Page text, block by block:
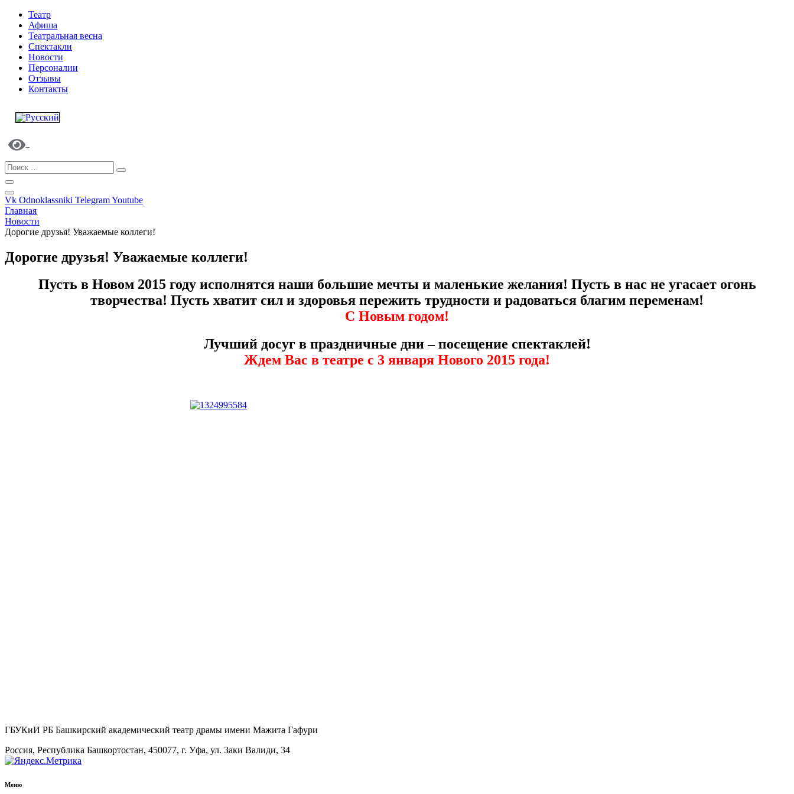
Театр
Афиша
Театральная весна
Спектакли
Новости
Персоналии
Отзывы
Контакты
Vk Odnoklassniki TelegramYoutube
Главная
Новости
Дорогие друзья! Уважаемые коллеги!
Дорогие друзья! Уважаемые коллеги!
Пусть в Новом 2015 году исполнятся наши большие мечты и маленькие желания! Пусть в нас не угасает огонь
творчества! Пусть хватит сил и здоровья пережить трудности и радоваться благим переменам!
С Новым годом!
Лучший досуг в праздничные дни – посещение спектаклей!
Ждем Вас в театре с 3 января Нового 2015 года!
ГБУКиИ РБ Башкирский академический театр драмы имени Мажита Гафури
Россия, Республика Башкортостан, 450077, г. Уфа, ул. Заки Валиди, 34
Меню